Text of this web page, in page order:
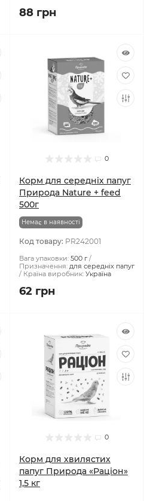
88 грн
0
Корм для середніх папуг
Природа Nature + feed
500г
Немає в наявності
Код товару: PR242001
Вага упаковки: 500 г
Призначення: для середніх папуг
Країна виробник: Україна
62 грн
0
Корм для хвилястих
папуг Природа «Раціон»
1,5 кг